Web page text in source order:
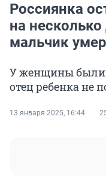
Россиянка
на
мальчик
У женщины были
отец ребенка не
13 января 2025, 16:44